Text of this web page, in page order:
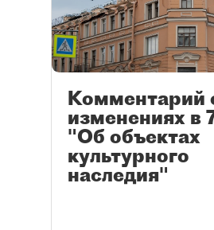
Комментарий
изменениях в
"Об объектах
культурного
наследия"